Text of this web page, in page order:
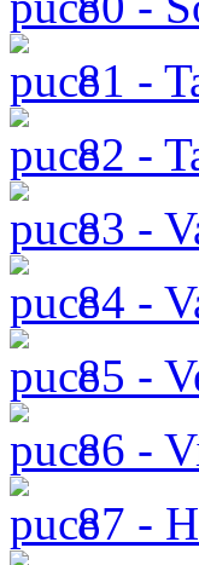
81 -
82 -
83 -
84 -
85 -
86 -
87 -